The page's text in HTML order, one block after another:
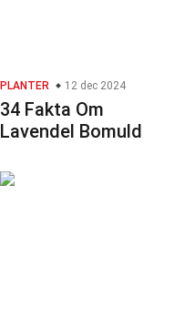
PLANTER 12 dec 2024
34 Fakta Om
Lavendel Bomuld